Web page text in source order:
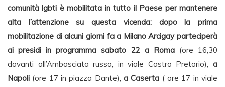
comunità lgbti è mobilitata in tutto il Paese per mantenere
alta l’attenzione su questa vicenda: dopo la prima
mobilitazione di alcuni giorni fa a Milano Arcigay parteciperà
ai presidi in programma sabato 22 a Roma(ore 16,30
davanti all’Ambasciata russa, in viale Castro Pretorio), a
Napoli (ore 17 in piazza Dante), a Caserta ( ore 17 in viale